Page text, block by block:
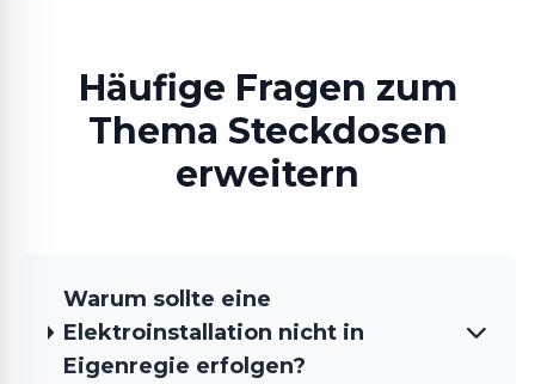
Häufige Fragen zum
Thema Steckdosen
erweitern
Warum sollte eine
Elektroinstallation nicht in
Eigenregie erfolgen?